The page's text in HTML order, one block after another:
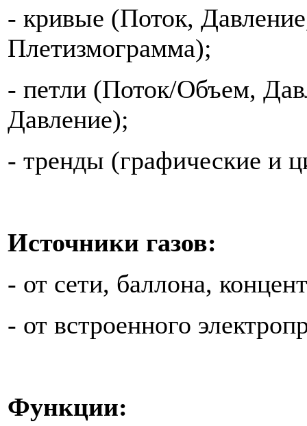
- кривые (Поток,
Плетизмограмма);
- петли (Поток/Объем,
Давление);
- тренды (графические и
Источники газов:
- от сети, баллона,
- от встроенного
Функции: